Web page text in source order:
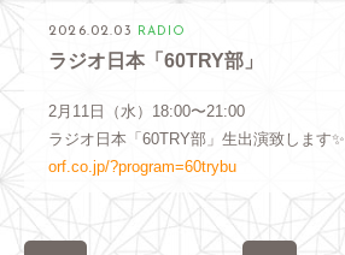
2026.02.03 RADIO
ラジオ日本「60TRY部」
2月11日（水）18:00〜21:00
ラジオ日本「60TRY部」生出演致します✨
orf.co.jp/?program=60trybu